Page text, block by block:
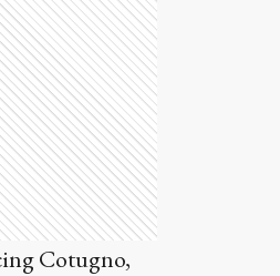
Cotugno,